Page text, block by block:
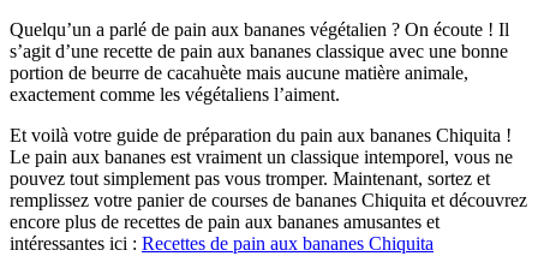
Quelqu’un a parlé de pain aux bananes végétalien ? On écoute ! Il
s’agit d’une recette de pain aux bananes classique avec une bonne
portion de beurre de cacahuète mais aucune matière animale,
exactement comme les végétaliens l’aiment.
Et voilà votre guide de préparation du pain aux bananes Chiquita !
Le pain aux bananes est vraiment un classique intemporel, vous ne
pouvez tout simplement pas vous tromper. Maintenant, sortez et
remplissez votre panier de courses de bananes Chiquita et découvrez
encore plus de recettes de pain aux bananes amusantes et
intéressantes ici : Recettes de pain aux bananes Chiquita